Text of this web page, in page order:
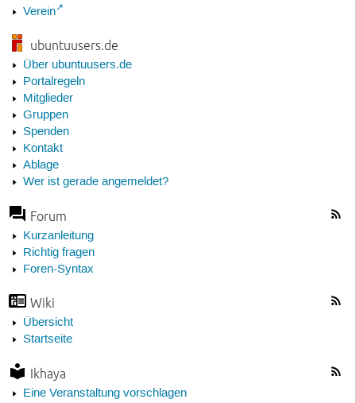
Verein
ubuntuusers.de
Über ubuntuusers.de
Portalregeln
Mitglieder
Gruppen
Spenden
Kontakt
Ablage
Wer ist gerade angemeldet?
Forum
Kurzanleitung
Richtig fragen
Foren-Syntax
Wiki
Übersicht
Startseite
Ikhaya
Eine Veranstaltung vorschlagen